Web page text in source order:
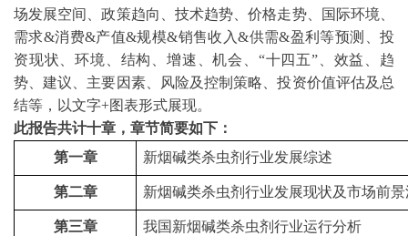
场发展空间、政策趋向、技术趋势、价格走势、国际环境、
需求&消费&产值&规模&销售收入&供需&盈利等预测、投
资现状、环境、结构、增速、机会、“十四五”、效益、趋
势、建议、主要因素、风险及控制策略、投资价值评估及总
结等，以文字+图表形式展现。
此报告共计十章，章节简要如下：
第一章
新烟碱类杀虫剂行业发展综述
第二章 新烟碱类杀虫剂行业发展现状及市场前
第三章 我国 新烟碱类杀虫剂行业运行分析